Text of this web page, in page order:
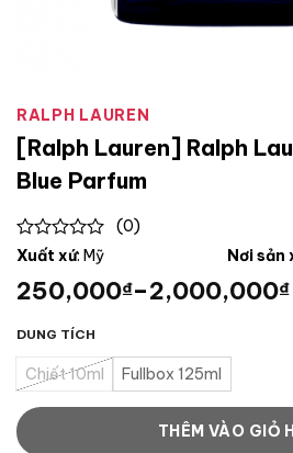
RALPH LAUREN
[Ralph Lauren] Ralph
Blue Parfum
0
of
5
(0)
Xuất xứ: Mỹ Nơi sản
250,000₫–2,000,000₫
DUNG TÍCH
Chiết 10ml Fullbox 125ml
THÊM VÀO GIỎ